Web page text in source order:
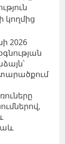
2026